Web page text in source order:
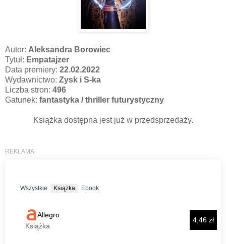
Autor: Aleksandra Borowiec
Tytuł: Empatajzer
Data premiery: 22.02.2022
Wydawnictwo: Zysk i S-ka
Liczba stron: 496
Gatunek: fantastyka / thriller futurystyczny
Książka dostępna jest już w przedsprzedaży.